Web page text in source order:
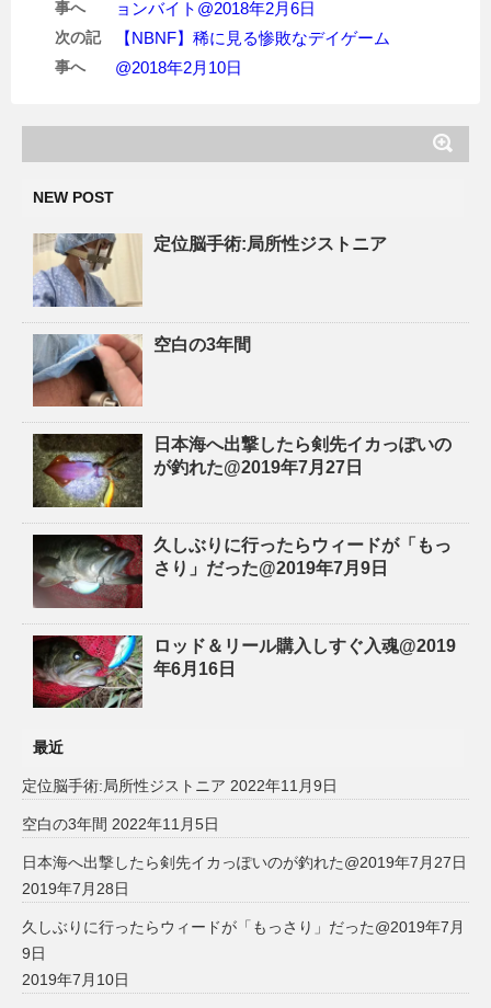
事へ
ョンバイト@2018年2月6日
次の記
事へ
【NBNF】稀に見る惨敗なデイゲーム
@2018年2月10日
NEW POST
定位脳手術:局所性ジストニア
空白の3年間
日本海へ出撃したら剣先イカっぽいの
が釣れた@2019年7月27日
久しぶりに行ったらウィードが「もっ
さり」だった@2019年7月9日
ロッド＆リール購入しすぐ入魂@2019
年6月16日
最近
定位脳手術:局所性ジストニア 2022年11月9日
空白の3年間 2022年11月5日
日本海へ出撃したら剣先イカっぽいのが釣れた@2019年7月27日
2019年7月28日
久しぶりに行ったらウィードが「もっさり」だった@2019年7月
9日
2019年7月10日